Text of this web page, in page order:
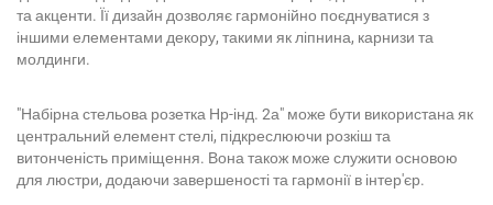
та акценти. Її дизайн дозволяє гармонійно поєднуватися з
іншими елементами декору, такими як ліпнина, карнизи та
молдинги.
"Набірна стельова розетка Нр-інд. 2а" може бути використана як
центральний елемент стелі, підкреслюючи розкіш та
витонченість приміщення. Вона також може служити основою
для люстри, додаючи завершеності та гармонії в інтер'єр.